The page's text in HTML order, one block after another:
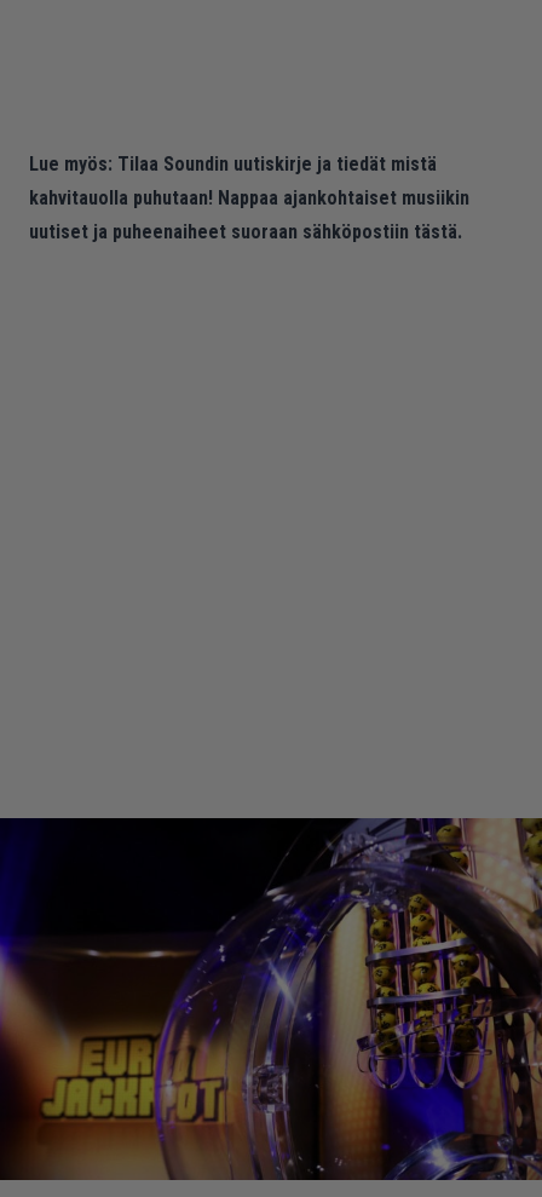
Lue myös: Tilaa Soundin uutiskirje ja tiedät mistä
kahvitauolla puhutaan! Nappaa ajankohtaiset musiikin
uutiset ja puheenaiheet suoraan sähköpostiin tästä.